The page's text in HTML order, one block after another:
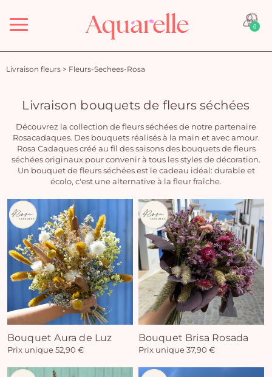
Menu 0
Livraison fleurs > Fleurs-Sechees-Rosa
Livraison bouquets de fleurs séchées
Découvrez la collection de fleurs séchées de notre partenaire
Rosacadaques. Des bouquets réalisés à la main et avec amour.
Rosa Cadaques créé au fil des saisons des bouquets de fleurs
séchées originaux pour convenir à tous les styles de décoration.
Un bouquet de fleurs séchées est le cadeau idéal: durable et
écolo, c'est une alternative à la fleur fraîche.
Bouquet Aura de Luz
Prix unique 52,90 €
Bouquet Brisa Rosada
Prix unique 37,90 €